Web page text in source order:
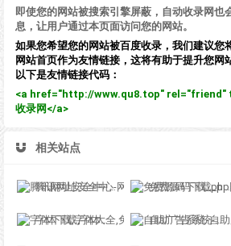
即使您的网站被搜索引擎屏蔽，自动收录网也
息，让用户通过本页面访问您的网站。
如果您希望您的网站被百度收录，我们建议您
网站首页作为友情链接，这将有助于提升您网
以下是友情链接代码：
<a href="http://www.qu8.top" rel="friend"
收录网</a>
相关站点
腾讯网址安全中心-网站检测 免费源码下载_php网站源码_整站源码_免费主题模板-888收录网
字体下载,字体大全,免费字体下载,在线字体|字客网 自助广告系统-自助广告插件-自助广告源码